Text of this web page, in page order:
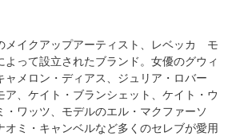
メイクアップアーティスト、レベッカ モ
って設立されたブランド。女優のグウィ
ャメロン・ディアス、ジュリア・ロバー
ア、ケイト・ブランシェット、ケイト・ウ
・ワッツ、モデルのエル・マクファーソ
オミ・キャンベルなど多くのセレブが愛用